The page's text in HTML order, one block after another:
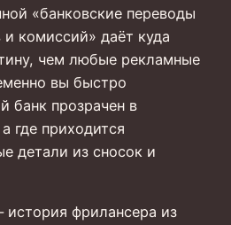
«банковские переводы
комиссий» даёт куда
чем любые рекламные
вы быстро
банк прозрачен в
где приходится
детали из сносок и
фрилансера из